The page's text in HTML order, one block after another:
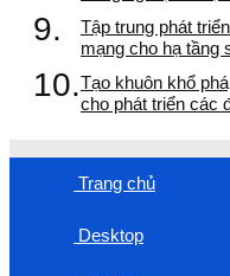
9.
Tập trung phát
mạng cho hạ tầng
10.Tạo khuôn khổ
cho phát triển các
Trang chủ
Desktop